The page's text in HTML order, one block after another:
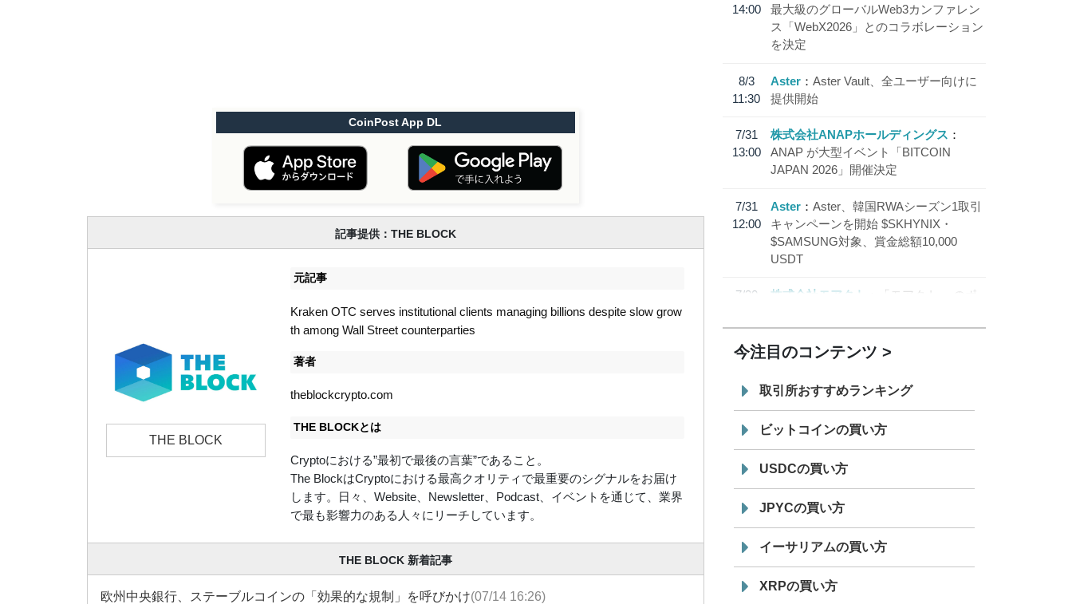
CoinPost App DL
記事提供：THE BLOCK
THE BLOCK
元記事
Kraken OTC serves institutional clients managing billions despite slow grow
th among Wall Street counterparties
著者
theblockcrypto.com
THE BLOCKとは
Cryptoにおける”最初で最後の言葉”であること。
The BlockはCryptoにおける最高クオリティで最重要のシグナルをお届け
します。日々、Website、Newsletter、Podcast、イベントを通じて、業界
で最も影響力のある人々にリーチしています。
THE BLOCK 新着記事
欧州中央銀行、ステーブルコインの「効果的な規制」を呼びかけ(07/14 16:26)
14:00
最大級のグローバルWeb3カンファレン
ス「WebX2026」とのコラボレーション
を決定
8/3
11:30
Aster
Aster Vault、全ユーザー向けに
提供開始
7/31
13:00
株式会社ANAPホールディングス
ANAP が大型イベント「BITCOIN
JAPAN 2026」開催決定
7/31
12:00
Aster
Aster、韓国RWAシーズン1取引
キャンペーンを開始 $SKHYNIX・
$SAMSUNG対象、賞金総額10,000
USDT
7/30
株式会社モアクト
「モアクト」 のポ
「 JPYC」を追加
19:30
てステーブルコイン「JPYSC」徹底解
説セミナーを開催
今注目のコンテンツ
取引所おすすめランキング
ビットコインの買い方
USDCの買い方
JPYCの買い方
イーサリアムの買い方
XRPの買い方